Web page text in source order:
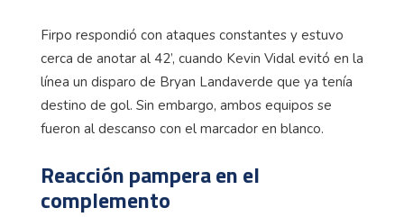
Firpo respondió con ataques constantes y estuvo
cerca de anotar al 42’, cuando Kevin Vidal evitó en la
línea un disparo de Bryan Landaverde que ya tenía
destino de gol. Sin embargo, ambos equipos se
fueron al descanso con el marcador en blanco.
Reacción pampera en el
complemento